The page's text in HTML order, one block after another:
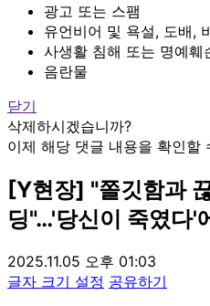
광고 또는 스팸
유언비어 및 욕설, 도배,
사생활 침해 또는 명예훼
음란물
닫기
삭제하시겠습니까?
이제 해당 댓글 내용을 확인할
[Y현장] "쫄깃함과
딩"…'당신이 죽였다'
2025.11.05 오후 01:03
글자 크기 설정 공유하기